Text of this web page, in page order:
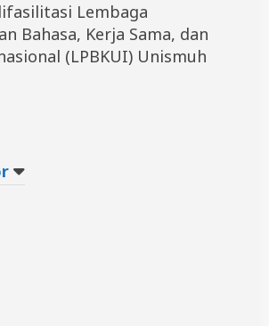
Lembaga
Bahasa, Kerja Sama, dan
(LPBKUI) Unismuh